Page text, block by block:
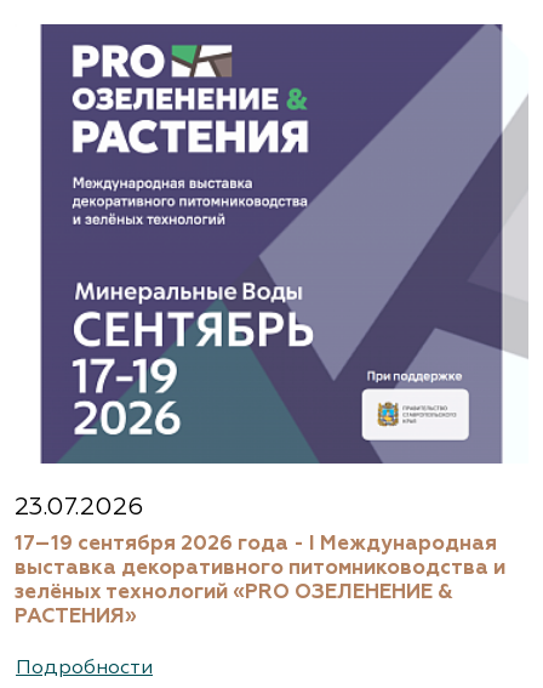
23.07.2026
17–19 сентября 2026 года - I Международная
выставка декоративного питомниководства и
зелёных технологий «PRO ОЗЕЛЕНЕНИЕ &
РАСТЕНИЯ»
Подробности